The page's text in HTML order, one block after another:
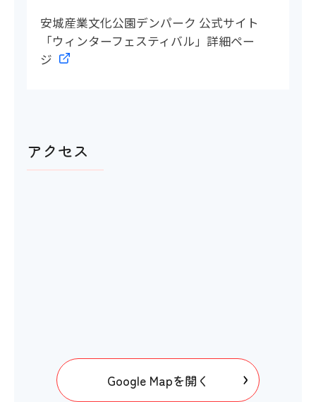
安城産業文化公園デンパーク 公式サイト
「ウィンターフェスティバル」詳細ペー
ジ
アクセス
Google Mapを開く